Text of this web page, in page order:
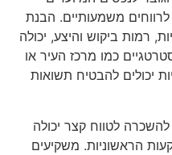
משמעותיים. הבנת
רמות ביקוש והיצע, יכולה
כמו מרכז העיר או
יכולים להבטיח תשואות
לטווח קצר יכולה
הראשוניות. משקיעים